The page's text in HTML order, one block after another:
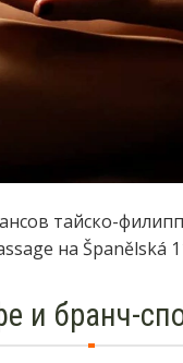
тайско-
на Španělská
и бранч-